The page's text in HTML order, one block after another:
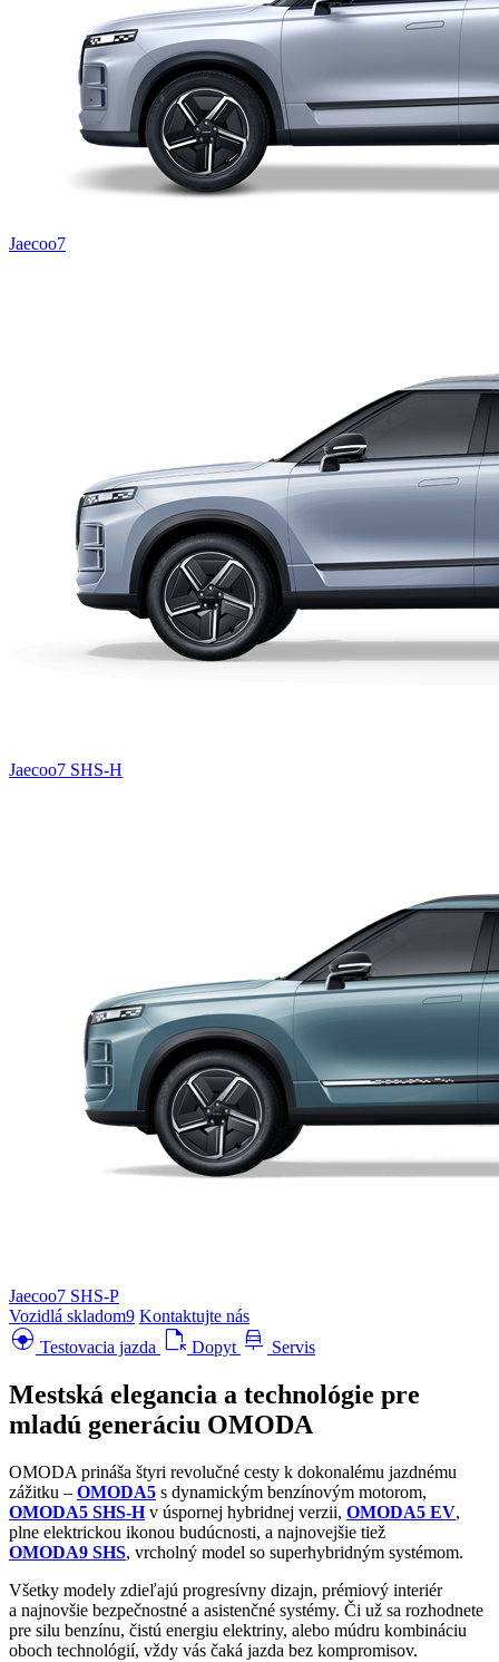
Jaecoo7
Jaecoo7 SHS-H
Jaecoo7 SHS-P
Vozidlá skladom9 Kontaktujte nás
search_hands_free Testovacia jazda file_open Dopyt car_repair Servis
Mestská elegancia a technológie pre
mladú generáciu OMODA
OMODA prináša štyri revolučné cesty k dokonalému jazdnému
zážitku – OMODA5 s dynamickým benzínovým motorom,
OMODA5 SHS-Hv úspornej hybridnej verzii, OMODA5 EV,
plne elektrickou ikonou budúcnosti, a najnovejšie tiež
OMODA9 SHS, vrcholný model so superhybridným systémom.
Všetky modely zdieľajú progresívny dizajn, prémiový interiér
a najnovšie bezpečnostné a asistenčné systémy. Či už sa rozhodnete
pre silu benzínu, čistú energiu elektriny, alebo múdru kombináciu
oboch technológií, vždy vás čaká jazda bez kompromisov.